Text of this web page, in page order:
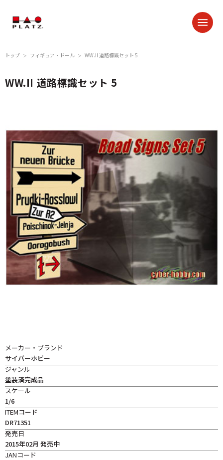
トップ ＞ フィギュア・ドール ＞ WW.II 道路標識セット 5
WW.II 道路標識セット 5
メーカー・ブランド
サイバーホビー
ジャンル
塗装済完成品
スケール
1/6
ITEMコード
DR71351
発売日
2015年02月 発売中
JANコード